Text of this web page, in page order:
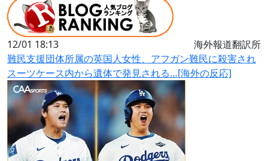
12/01 18:13
海外報道翻訳所
難民支援団体所属の英国人女性、アフガン難民に殺害され
スーツケース内から遺体で発見される…[海外の反応]